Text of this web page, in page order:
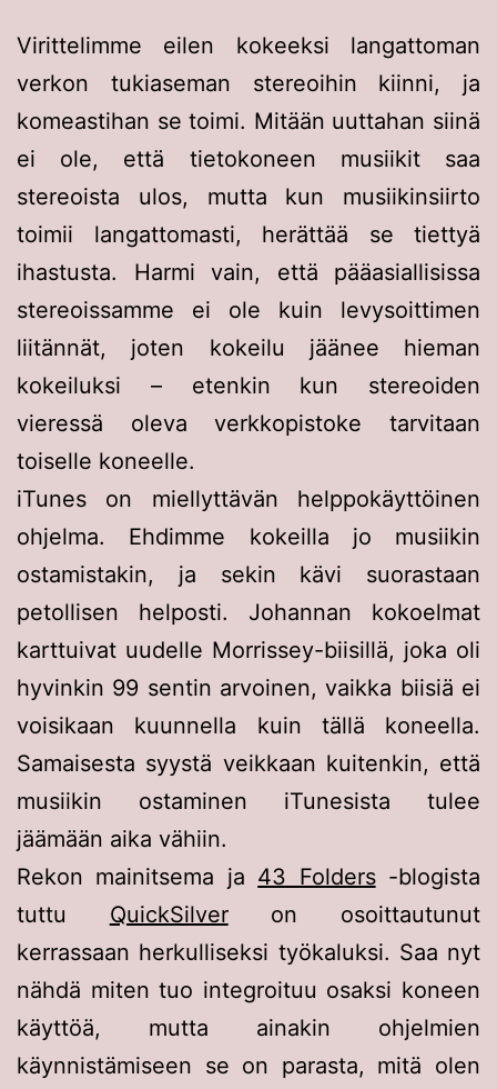
Virittelimme eilen kokeeksi langattoman
verkon tukiaseman stereoihin kiinni, ja
komeastihan se toimi. Mitään uuttahan siinä
ei ole, että tietokoneen musiikit saa
stereoista ulos, mutta kun musiikinsiirto
toimii langattomasti, herättää se tiettyä
ihastusta. Harmi vain, että pääasiallisissa
stereoissamme ei ole kuin levysoittimen
liitännät, joten kokeilu jäänee hieman
kokeiluksi – etenkin kun stereoiden
vieressä oleva verkkopistoke tarvitaan
toiselle koneelle.
iTunes on miellyttävän helppokäyttöinen
ohjelma. Ehdimme kokeilla jo musiikin
ostamistakin, ja sekin kävi suorastaan
petollisen helposti. Johannan kokoelmat
karttuivat uudelle Morrissey-biisillä, joka oli
hyvinkin 99 sentin arvoinen, vaikka biisiä ei
voisikaan kuunnella kuin tällä koneella.
Samaisesta syystä veikkaan kuitenkin, että
musiikin ostaminen iTunesista tulee
jäämään aika vähiin.
Rekon mainitsema ja 43 Folders-blogista
tuttu QuickSilveron osoittautunut
kerrassaan herkulliseksi työkaluksi. Saa nyt
nähdä miten tuo integroituu osaksi koneen
käyttöä, mutta ainakin ohjelmien
käynnistämiseen se on parasta, mitä olen